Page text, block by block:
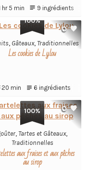
hr 5 min 9 ingrédients
100%
0
, Gâteaux,Traditionnelles
Les cookies de Lylou
20 min 6 ingrédients
100% 0
,Tartes et Gâteaux,
Traditionnelles
aux fraises et aux pêches
au sirop